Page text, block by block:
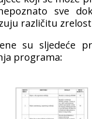
sve
različitu
su sljedeće
programa: